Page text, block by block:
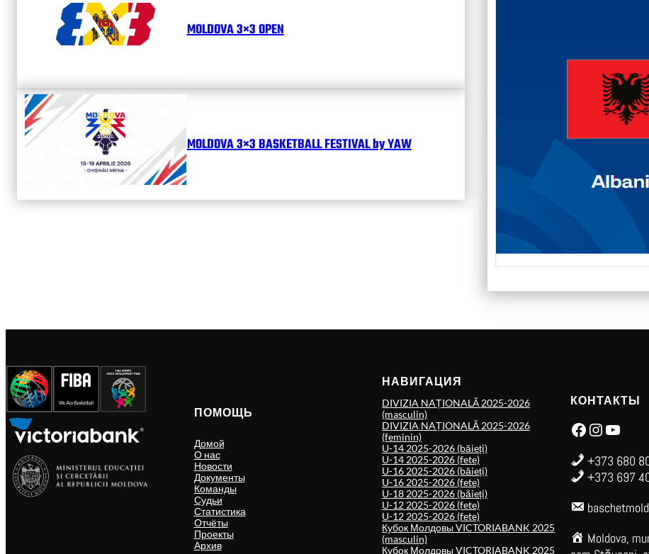
MOLDOVA 3×3 OPEN
MOLDOVA 3×3 BASKETBALL FESTIVAL by YAW
ПОМОЩЬ
Домой
О нас
Новости
Документы
Команды
Судьи
Статистика
Отчёты
Проекты
Архив
НАВИГАЦИЯ
DIVIZIA NAȚIONALĂ 2025-2026
(masculin)
DIVIZIA NAȚIONALĂ 2025-2026
(feminin)
U-14 2025-2026 (băieți)
U-14 2025-2026 (fete)
U-16 2025-2026 (băieți)
U-16 2025-2026 (fete)
U-18 2025-2026 (băieți)
U-12 2025-2026 (fete)
U-12 2025-2026 (fete)
Кубок Молдовы VICTORIABANK 2025
(masculin)
Кубок Молдовы VICTORIABANK 2025
КОНТАКТЫ
Facebook Instagram YouTube
+373 680
+373 697
Moldova,